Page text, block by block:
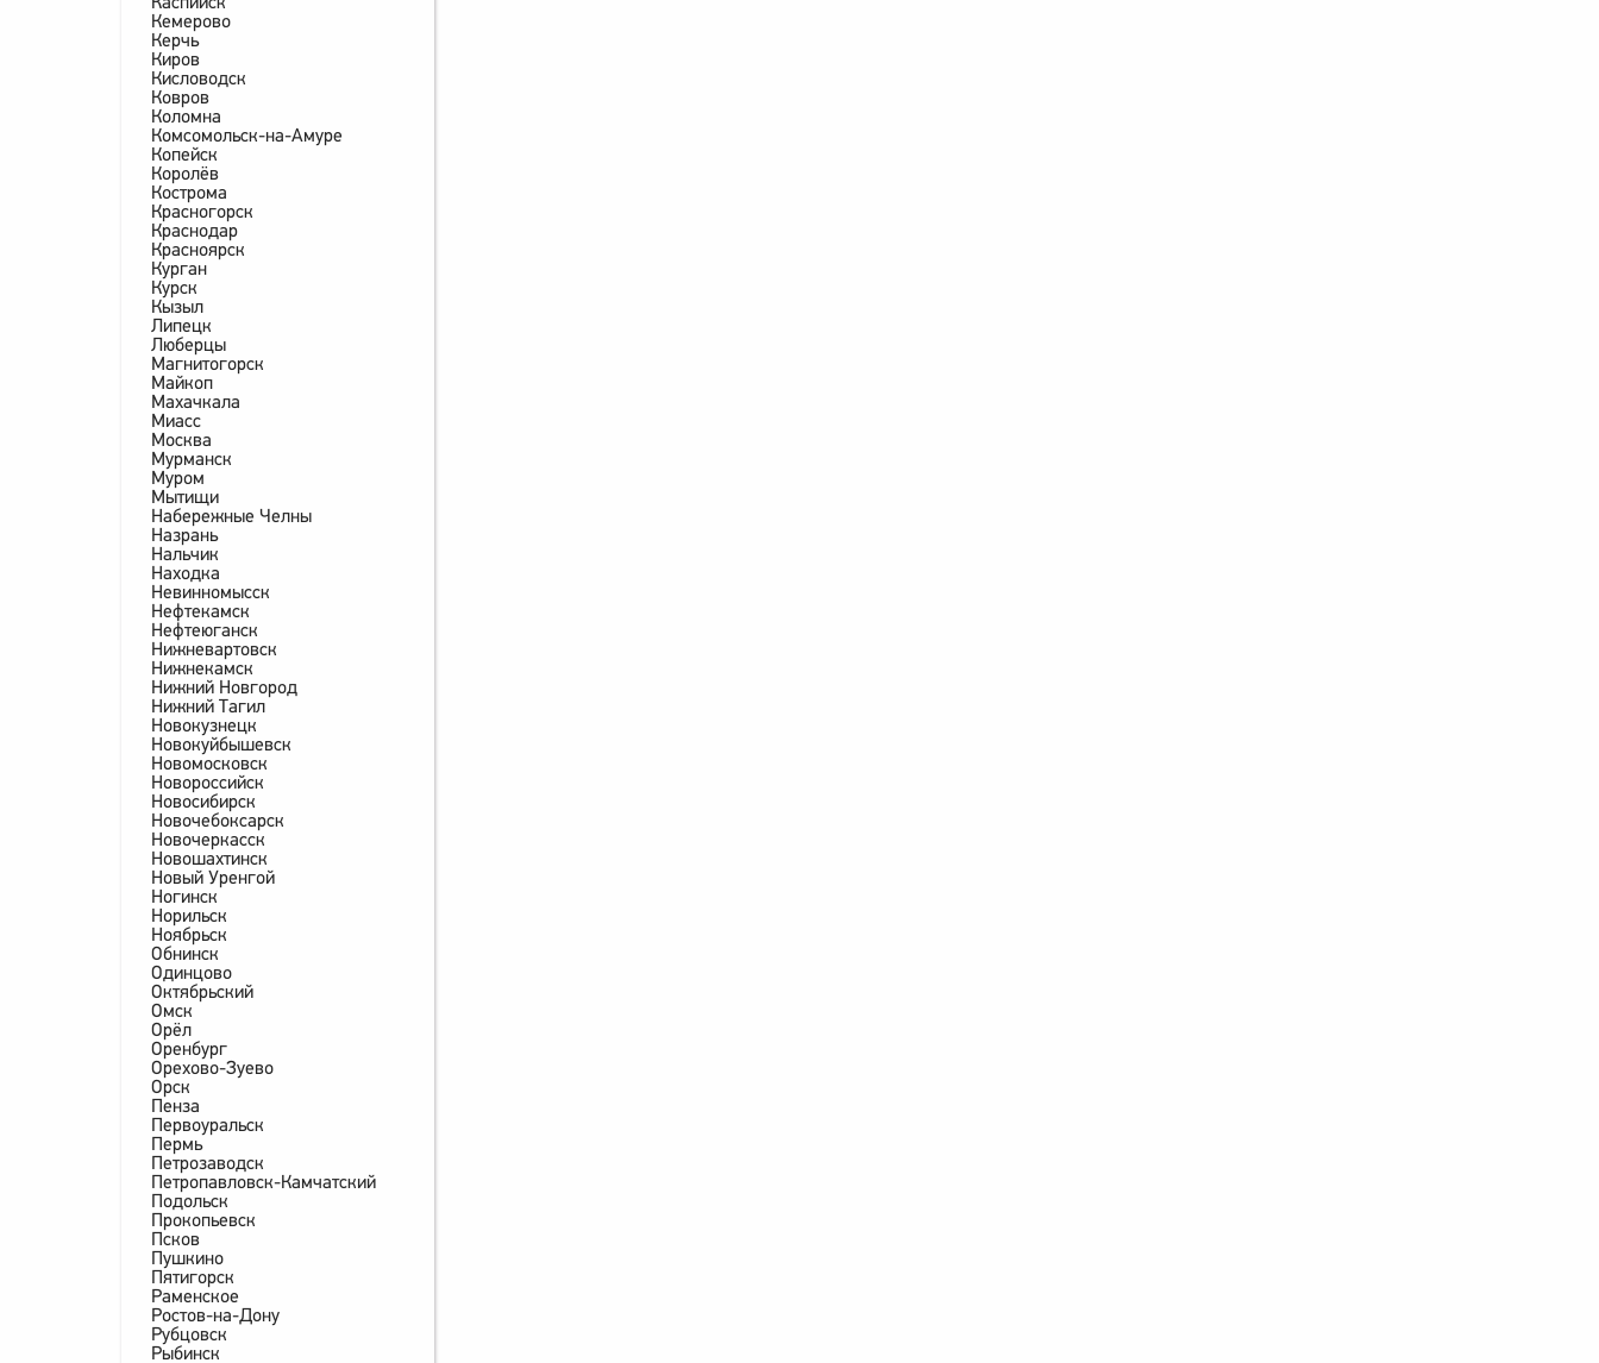
Кемерово
Керчь
Киров
Кисловодск
Ковров
Коломна
Комсомольск-на-Амуре
Копейск
Королёв
Кострома
Красногорск
Краснодар
Красноярск
Курган
Курск
Кызыл
Липецк
Люберцы
Магнитогорск
Майкоп
Махачкала
Миасс
Москва
Мурманск
Муром
Мытищи
Набережные Челны
Назрань
Нальчик
Находка
Невинномысск
Нефтекамск
Нефтеюганск
Нижневартовск
Нижнекамск
Нижний Новгород
Нижний Тагил
Новокузнецк
Новокуйбышевск
Новомосковск
Новороссийск
Новосибирск
Новочебоксарск
Новочеркасск
Новошахтинск
Новый Уренгой
Ногинск
Норильск
Ноябрьск
Обнинск
Одинцово
Октябрьский
Омск
Орёл
Оренбург
Орехово-Зуево
Орск
Пенза
Первоуральск
Пермь
Петрозаводск
Петропавловск-Камчатский
Подольск
Прокопьевск
Псков
Пушкино
Пятигорск
Раменское
Ростов-на-Дону
Рубцовск
Рыбинск